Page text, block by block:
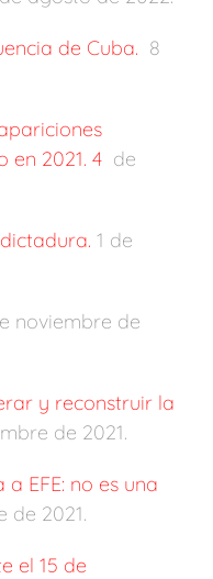
de Cuba. 8
en 2021. 4 de
1 de
noviembre de
y reconstruir la
de 2021.
EFE: no es una
de 2021.
el 15 de